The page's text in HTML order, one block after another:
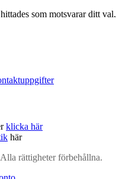
som motsvarar ditt val.
klicka här
här
rättigheter förbehållna.